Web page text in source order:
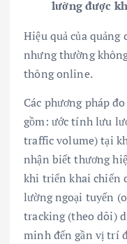
lường được
Hiệu quả của quảng
nhưng thường
thông online.
Các phương pháp
gồm: ước tính lưu
traffic volume) tại
nhận biết thương
khi triển khai chiến
lường ngoại tuyến
tracking (theo dõi)
minh đến gần vị trí